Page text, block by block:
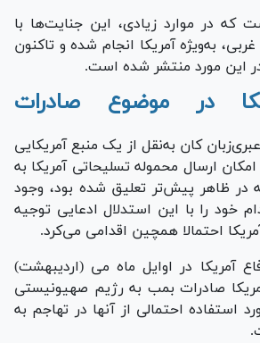
که در موارد زیادی، این جنایت‌ها با
به‌ویژه آمریکا انجام شده و تاکنون
این مورد منتشر شده است.
در موضوع صادرات
کان به‌نقل از یک منبع آمریکایی
ارسال محموله تسلیحاتی آمریکا به
در ظاهر پیش‌تر تعلیق شده بود، وجود
خود را با این استدلال ادعایی توجیه
احتمالا همچین اقدامی می‌کرد.
آمریکا در اوایل ماه می (اردیبهشت)
صادرات بمب به رژیم صهیونیستی
استفاده احتمالی از آنها در تهاجم به